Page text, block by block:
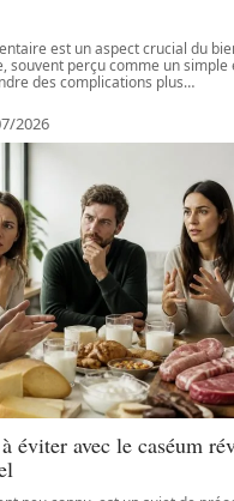
est un aspect crucial du
souvent perçu comme un simple
des complications plus…
2026
éviter avec le caséum